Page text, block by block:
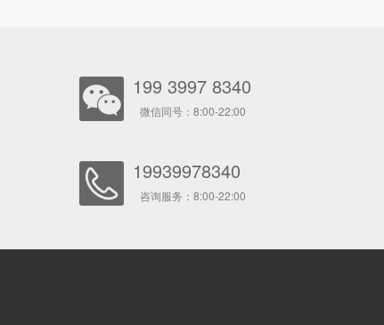
199 3997 8340
微信同号：8:00-22:00
19939978340
咨询服务：8:00-22:00